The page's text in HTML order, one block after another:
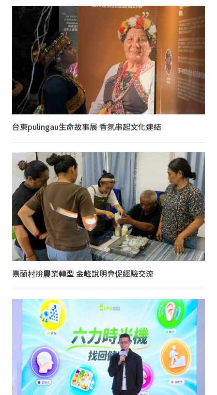
台東pulingau生命故事展 香氛串起文化連結
嘉蘭村拚農業轉型 金峰說明會促經驗交流